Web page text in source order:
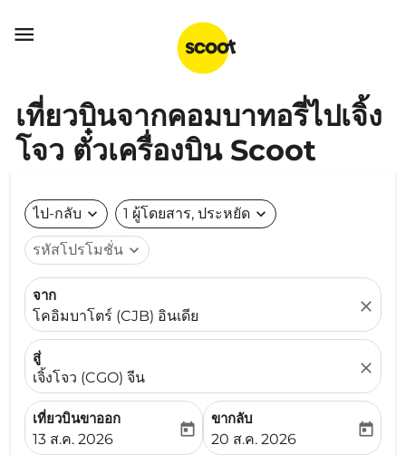

เที่ยวบินจากคอมบาทอรี่ไปเจิ้ง
โจว ตั๋วเครื่องบิน Scoot
ไป-กลับ expand_more 1 ผู้โดยสาร, ประหยัด expand_more
รหัสโปรโมชั่น expand_more
จาก
โคอิมบาโตร์ (CJB) อินเดีย
close
สู่
เจิ้งโจว (CGO) จีน
close
เที่ยวบินขาออก
fc-booking-departure-date-aria-label
13 ส.ค. 2026
today
ขากลับ
fc-booking-return-date-
20 ส.ค. 2026
today